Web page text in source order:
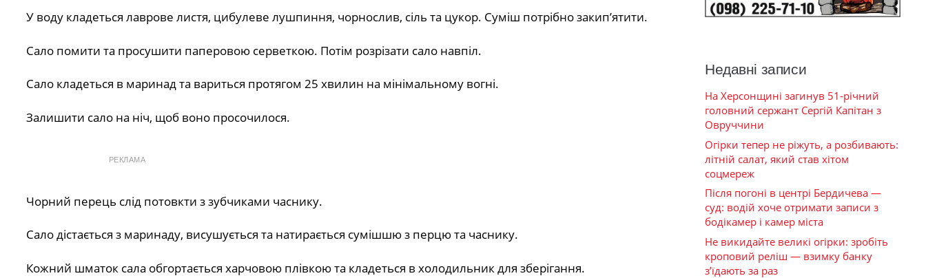
У воду кладеться лаврове листя, цибулеве лушпиння, чорнослив, сіль та цукор. Суміш потрібно закип’ятити.
Сало помити та просушити паперовою серветкою. Потім розрізати сало навпіл.
Сало кладеться в маринад та вариться протягом 25 хвилин на мінімальному вогні.
Залишити сало на ніч, щоб воно просочилося.
РЕКЛАМА
Чорний перець слід потовкти з зубчиками часнику.
Сало дістається з маринаду, висушується та натирається сумішшю з перцю та часнику.
Кожний шматок сала обгортається харчовою плівкою та кладеться в холодильник для зберігання.
Недавні записи
На Херсонщині загинув 51-річний
головний сержант Сергій Капітан з
Овруччини
Огірки тепер не ріжуть, а розбивають:
літній салат, який став хітом
соцмереж
Після погоні в центрі Бердичева —
суд: водій хоче отримати записи з
бодікамер і камер міста
Не викидайте великі огірки: зробіть
кроповий реліш — взимку банку
з’їдають за раз